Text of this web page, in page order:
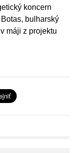
koncern
bulharský
máji z projektu